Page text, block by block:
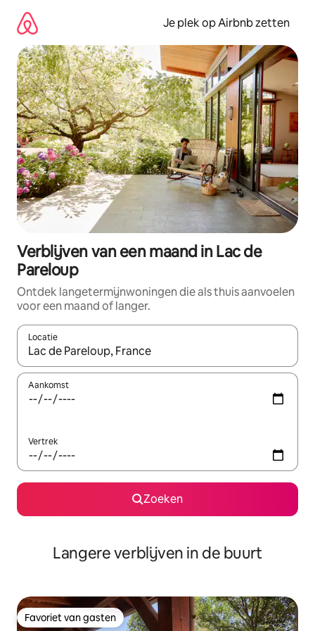
direct
naar
inhoud
Je plek op Airbnb zetten
Verblijven van een maand in Lac de
Pareloup
Ontdek langetermijnwoningen die als thuis aanvoelen
voor een maand of langer.
Locatie
Wanneer er resultaten beschikbaar zijn, maak je een keuze
Aankomst
Vertrek
Zoeken
Langere verblijven in de buurt
Favoriet van gasten
Favoriet van gasten